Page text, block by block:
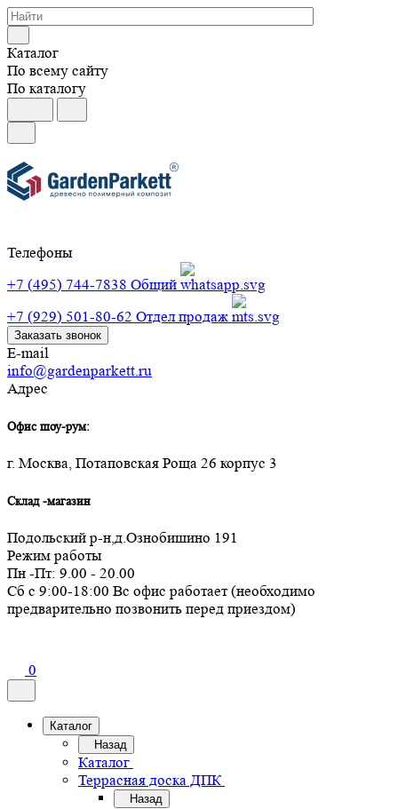
Каталог
По всему сайту
По каталогу
Телефоны
+7 (495) 744-7838 Общий
+7 (929) 501-80-62 Отдел продаж
Заказать звонок
E-mail
info@gardenparkett.ru
Адрес
Офис шоу-рум:
г. Москва, Потаповская Роща 26 корпус 3
Склад -магазин
Подольский р-н,д.Ознобишино 191
Режим работы
Пн -Пт: 9.00 - 20.00
Сб с 9:00-18:00 Вс офис работает (необходимо
предварительно позвонить перед приездом)
0
Каталог
Назад
Каталог
Террасная доска ДПК
Назад